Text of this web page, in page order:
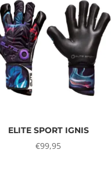
ELITE SPORT IGNIS
€99,95